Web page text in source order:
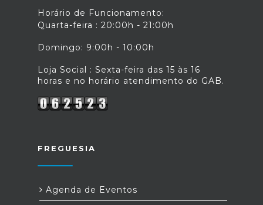
Horário de Funcionamento:
Quarta-feira : 20:00h - 21:00h
Domingo: 9:00h - 10:00h
Loja Social : Sexta-feira das 15 às 16
horas e no horário atendimento do GAB.
FREGUESIA
Agenda de Eventos